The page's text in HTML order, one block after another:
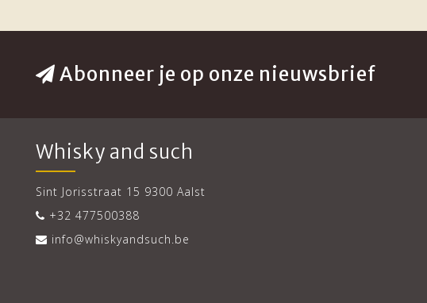
Abonneer je op onze nieuwsbrief
Whisky and such
Sint Jorisstraat 15 9300 Aalst
+32 477500388
info@whiskyandsuch.be